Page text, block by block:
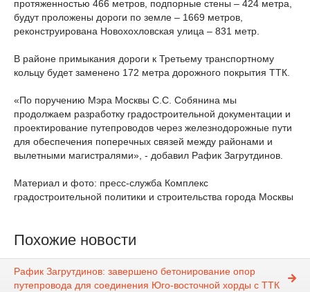
протяженностью 466 метров, подпорные стены – 424 метра,
будут проложены дороги по земле – 1669 метров,
реконструирована Новохохловская улица – 831 метр.
В районе примыкания дороги к Третьему транспортному
кольцу будет заменено 172 метра дорожного покрытия ТТК.
«По поручению Мэра Москвы С.С. Собянина мы
продолжаем разработку градостроительной документации и
проектирование путепроводов через железнодорожные пути
для обеспечения поперечных связей между районами и
вылетными магистралями», - добавил Рафик Загрутдинов.
Материал и фото: пресс-служба Комплекс
градостроительной политики и строительства города Москвы
Похожие новости
Рафик Загрутдинов: завершено бетонирование опор
путепровода для соединения Юго-восточной хорды с ТТК